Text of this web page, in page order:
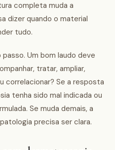
completa muda a
dizer quando o material
tudo.
Um bom laudo deve
tratar, ampliar,
correlacionar? Se a resposta
tenha sido mal indicada ou
Se muda demais, a
precisa ser clara.